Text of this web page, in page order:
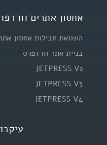
אחסון אתרים
השוואת חבילות אחסון
בניית אתר וורדפרס
JETPRESS V2
JETPRESS V3
JETPRESS V4